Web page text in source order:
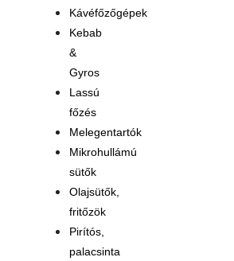
Kávéfőzőgépek
Kebab
&
Gyros
Lassú
főzés
Melegentartók
Mikrohullámú
sütők
Olajsütők,
fritőzök
Pirítós,
palacsinta